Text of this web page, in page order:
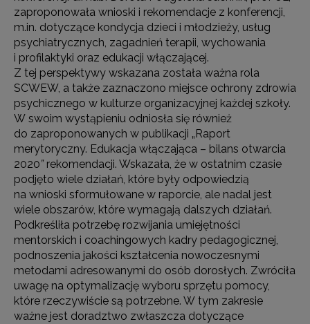
zaproponowała wnioski i rekomendacje z konferencji,
m.in. dotyczące kondycja dzieci i młodzieży, usług
psychiatrycznych, zagadnień terapii, wychowania
i profilaktyki oraz edukacji włączającej.
Z tej perspektywy wskazana została ważna rola
SCWEW, a także zaznaczono miejsce ochrony zdrowia
psychicznego w kulturze organizacyjnej każdej szkoły.
W swoim wystąpieniu odniosła się również
do zaproponowanych w publikacji „Raport
merytoryczny. Edukacja włączająca – bilans otwarcia
2020”rekomendacji. Wskazała, że w ostatnim czasie
podjęto wiele działań, które były odpowiedzią
na wnioski sformułowane w raporcie, ale nadal jest
wiele obszarów, które wymagają dalszych działań.
Podkreśliła potrzebę rozwijania umiejętności
mentorskich i coachingowych kadry pedagogicznej,
podnoszenia jakości kształcenia nowoczesnymi
metodami adresowanymi do osób dorosłych. Zwróciła
uwagę na optymalizację wyboru sprzętu pomocy,
które rzeczywiście są potrzebne. W tym zakresie
ważne jest doradztwo zwłaszcza dotyczące